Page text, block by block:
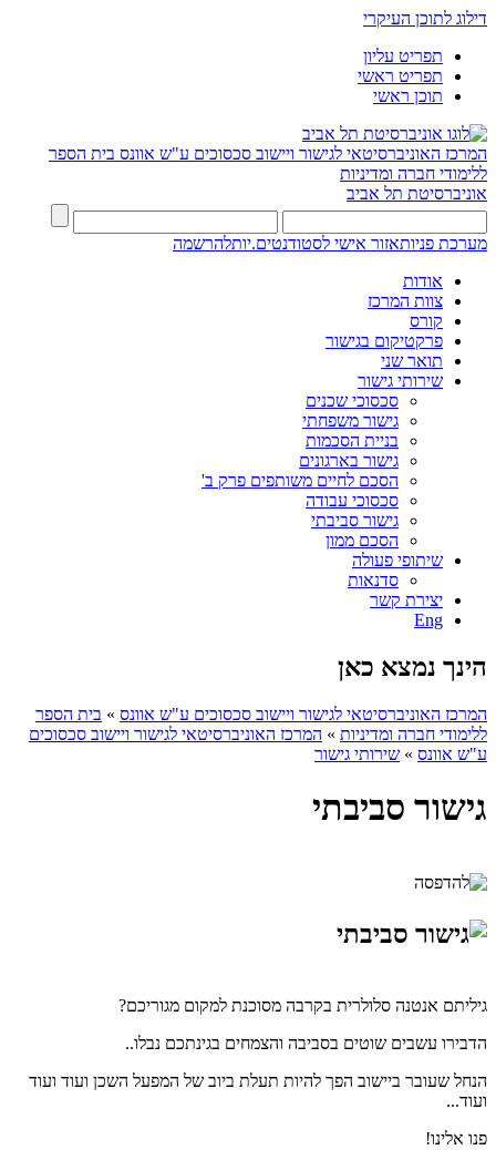
דילוג לתוכן העיקרי
תפריט עליון
תפריט ראשי
תוכן ראשי
המרכז האוניברסיטאי לגישור ויישוב סכסוכים ע"ש אוונס בית הספר
ללימודי חברה ומדיניות
אוניברסיטת תל אביב
מערכת פניותאזור אישי לסטודנטים.יותלהרשמה
אודות
צוות המרכז
קורס
פרקטיקום בגישור
תואר שני
שירותי גישור
סכסוכי שכנים
גישור משפחתי
בניית הסכמות
גישור בארגונים
הסכם לחיים משותפים פרק ב'
סכסוכי עבודה
גישור סביבתי
הסכם ממון
שיתופי פעולה
סדנאות
יצירת קשר
Eng
הינך נמצא כאן
המרכז האוניברסיטאי לגישור ויישוב סכסוכים ע"ש אוונס » בית הספר
ללימודי חברה ומדיניות » המרכז האוניברסיטאי לגישור ויישוב סכסוכים
ע"ש אוונס » שירותי גישור
גישור סביבתי
גיליתם אנטנה סלולרית בקרבה מסוכנת למקום מגוריכם?
הדבירו עשבים שוטים בסביבה והצמחים בגינתכם נבלו..
הנחל שעובר ביישוב הפך להיות תעלת ביוב של המפעל השכן ועוד ועוד
ועוד...
פנו אלינו!